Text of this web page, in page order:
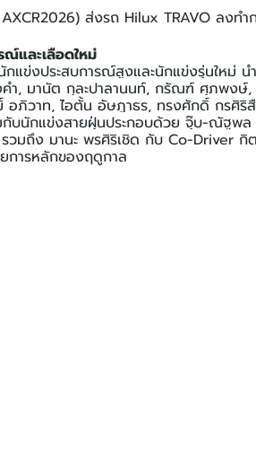
ส่งรถ Hilux TRAVO ลงทำ
และเลือดใหม่
แข่งประสบการณ์สูงและนักแข่งรุ่นใหม่
, มานัต กุละปาลานนท์, กรัณฑ์ ศุภพงษ์
วาท, ไอตั้น อัษฎาธร, ทรงศักดิ์ กรศิริ
กับนักแข่งสายฝุ่นประกอบด้วย จุ๊บ-ณัฐพ
มถึง มานะ พรศิริเชิด กับ Co-Driver
การหลักของฤดูกาล